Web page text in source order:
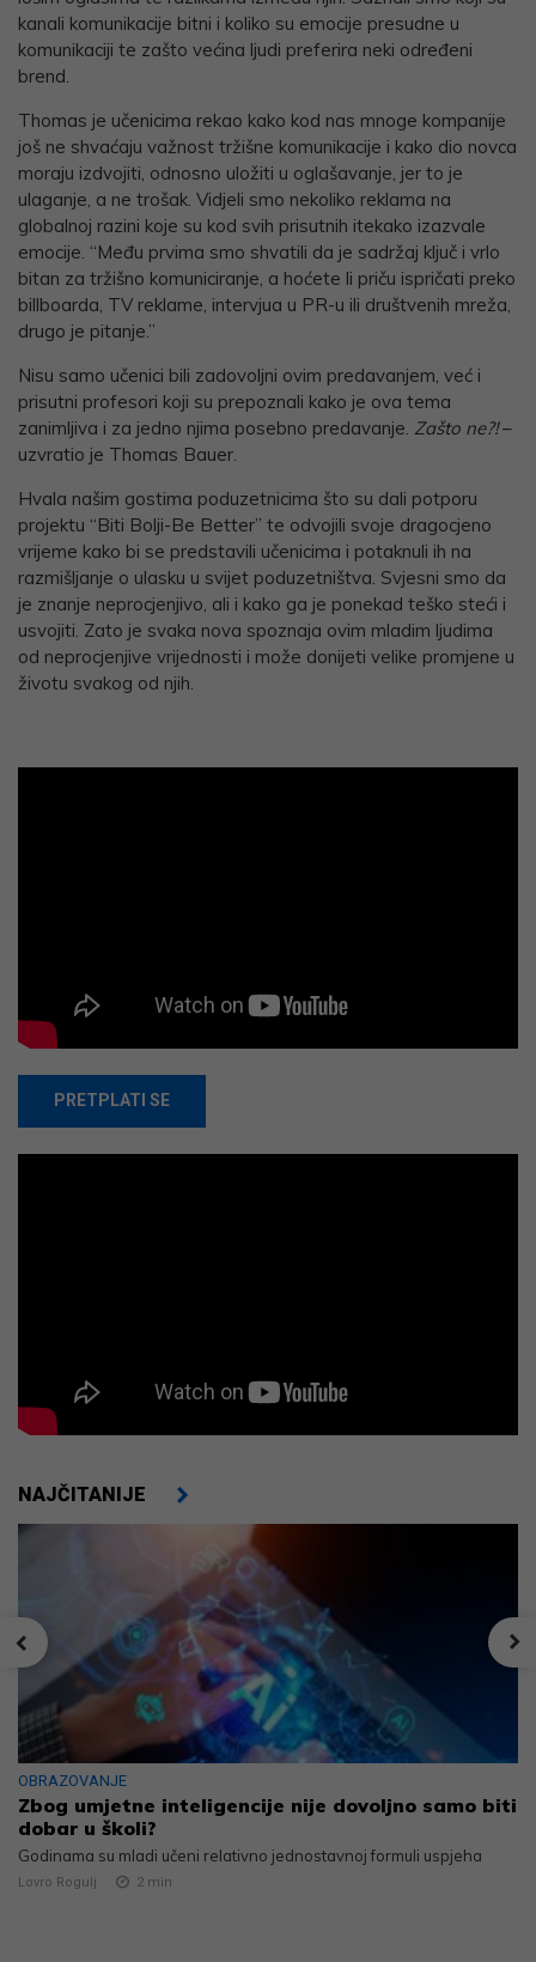
kanali komunikacije bitni i koliko su emocije presudne u
komunikaciji te zašto većina ljudi preferira neki određeni
brend.
Thomas je učenicima rekao kako kod nas mnoge kompanije
još ne shvaćaju važnost tržišne komunikacije i kako dio novca
moraju izdvojiti, odnosno uložiti u oglašavanje, jer to je
ulaganje, a ne trošak. Vidjeli smo nekoliko reklama na
globalnoj razini koje su kod svih prisutnih itekako izazvale
emocije. “Među prvima smo shvatili da je sadržaj ključ i vrlo
bitan za tržišno komuniciranje, a hoćete li priču ispričati preko
billboarda, TV reklame, intervjua u PR-u ili društvenih mreža,
drugo je pitanje.”
Nisu samo učenici bili zadovoljni ovim predavanjem, već i
prisutni profesori koji su prepoznali kako je ova tema
zanimljiva i za jedno njima posebno predavanje. Zašto ne?!–
uzvratio je Thomas Bauer.
Hvala našim gostima poduzetnicima što su dali potporu
projektu “Biti Bolji-Be Better” te odvojili svoje dragocjeno
vrijeme kako bi se predstavili učenicima i potaknuli ih na
razmišljanje o ulasku u svijet poduzetništva. Svjesni smo da
je znanje neprocjenjivo, ali i kako ga je ponekad teško steći i
usvojiti. Zato je svaka nova spoznaja ovim mladim ljudima
od neprocjenjive vrijednosti i može donijeti velike promjene u
životu svakog od njih.
PRETPLATI SE
NAJČITANIJE
OBRAZOVANJE
Zbog umjetne inteligencije nije dovoljno samo biti
dobar u školi?
Godinama su mladi učeni relativno jednostavnoj formuli uspjeha
Lovro Rogulj 2 min